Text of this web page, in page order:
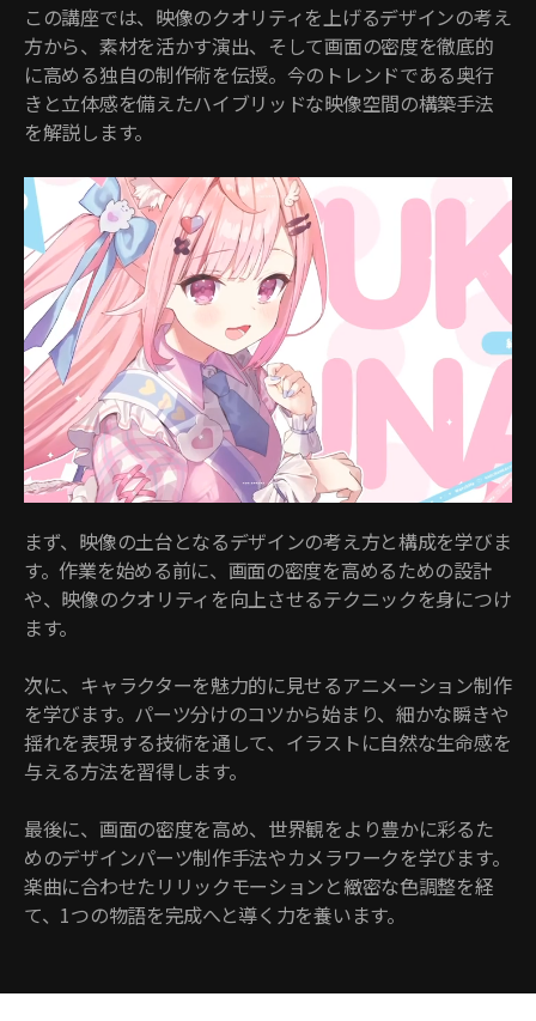
この講座では、映像のクオリティを上げるデザインの考え
方から、素材を活かす演出、そして画面の密度を徹底的
に高める独自の制作術を伝授。今のトレンドである奥行
きと立体感を備えたハイブリッドな映像空間の構築手法
を解説します。
まず、映像の土台となるデザインの考え方と構成を学びま
す。作業を始める前に、画面の密度を高めるための設計
や、映像のクオリティを向上させるテクニックを身につけ
ます。
次に、キャラクターを魅力的に見せるアニメーション制作
を学びます。パーツ分けのコツから始まり、細かな瞬きや
揺れを表現する技術を通して、イラストに自然な生命感を
与える方法を習得します。
最後に、画面の密度を高め、世界観をより豊かに彩るた
めのデザインパーツ制作手法やカメラワークを学びます。
楽曲に合わせたリリックモーションと緻密な色調整を経
て、1つの物語を完成へと導く力を養います。